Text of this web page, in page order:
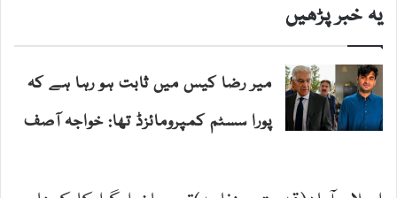
یہ خبر پڑھیں
میر رضا کیس میں ثابت ہو رہا ہے کہ
پورا سسٹم کمپرومائزڈ تھا: خواجہ آصف